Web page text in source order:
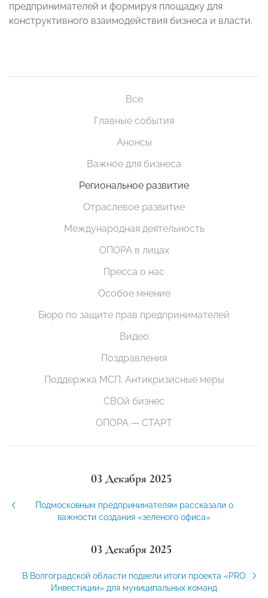
предпринимателей и формируя площадку для
конструктивного взаимодействия бизнеса и власти.
Все
Главные события
Анонсы
Важное для бизнеса
Региональное развитие
Отраслевое развитие
Международная деятельность
ОПОРА в лицах
Пресса о нас
Особое мнение
Бюро по защите прав предпринимателей
Видео
Поздравления
Поддержка МСП. Антикризисные меры
СВОй бизнес
ОПОРА — СТАРТ
03 Декабря 2025
Подмосковным предпринимателям рассказали о
важности создания «зеленого офиса»
03 Декабря 2025
В Волгоградской области подвели итоги проекта «PRO
Инвестиции» для муниципальных команд